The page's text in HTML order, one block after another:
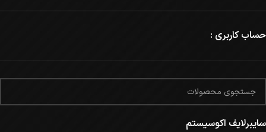
حساب کاربری :
سایبرلایف اکوسیستم